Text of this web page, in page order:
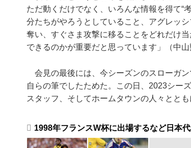
ただ動くだけでなく、いろんな情報を得て“
分たちがやろうとしていること、アグレッ
奪い、すぐさま攻撃に移ることをどれだけ
できるのかが重要だと思っています」（中山
会見の最後には、今シーズンのスローガ
自らの筆でしたためた。この日、2023シー
スタッフ、そしてホームタウンの人々とと
1998年フランスW杯に出場するなど日本